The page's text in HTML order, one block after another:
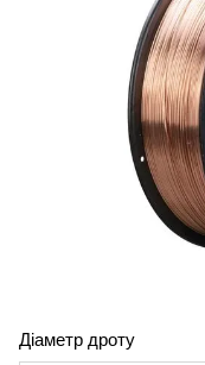
Діаметр дроту